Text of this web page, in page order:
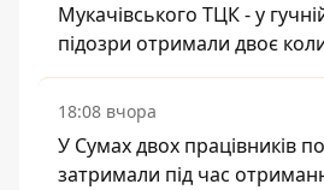
Мукачівського ТЦК - у
підозри отримали двоє
18:08 вчора
У Сумах двох працівників
затримали під час